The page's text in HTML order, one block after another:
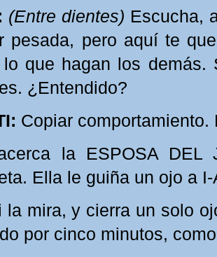
(Entre dientes) Escucha,
pesada, pero aquí te
lo que hagan los demás.
¿Entendido?
Copiar comportamiento.
la ESPOSA DEL
Ella le guiña un ojo a I-
la mira, y cierra un solo
por cinco minutos,